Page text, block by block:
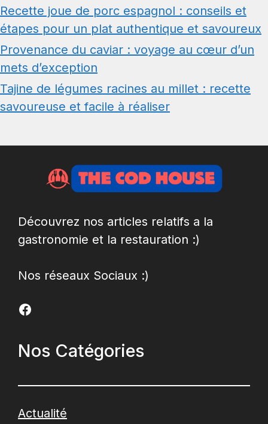
Recette joue de porc espagnol : conseils et
étapes pour un plat authentique et savoureux
Provenance du caviar : voyage au cœur d’un
mets d’exception
Tajine de légumes racines au millet : recette
savoureuse et facile à réaliser
Découvrez nos articles relatifs a la
gastronomie et la restauration :)
Nos réseaux Sociaux :)
Facebook
Nos Catégories
Actualité